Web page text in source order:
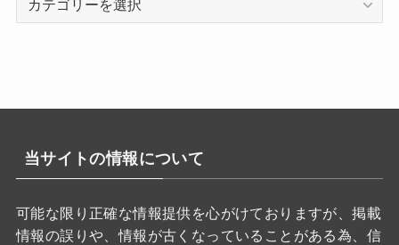
当サイトの情報について
可能な限り正確な情報提供を心がけておりますが、掲載
情報の誤りや、情報が古くなっていることがある為、信